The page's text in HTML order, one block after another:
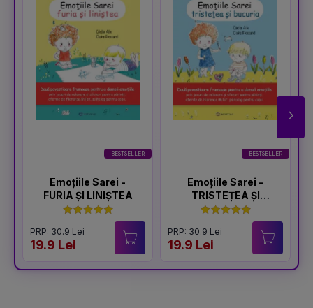
BESTSELLER
Emoțiile Sarei -
FURIA ȘI LINIȘTEA
PRP: 30.9 Lei
19.9 Lei
BESTSELLER
Emoțiile Sarei -
TRISTEȚEA ȘI
BUCURIA
PRP: 30.9 Lei
19.9 Lei